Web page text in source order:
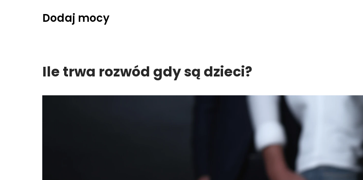
Dodaj mocy
Ile trwa rozwód gdy są dzieci?